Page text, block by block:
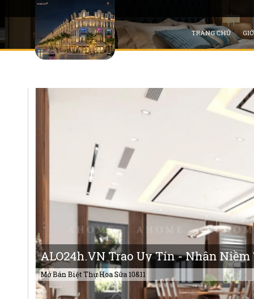
TRANG CHỦ
ALO24h.VN Trao Uy Tín - Nhận Niềm
Mở Bán Biệt Thự Hoa Sữa 10&11